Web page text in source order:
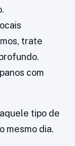
trate
com
tipo de
mesmo dia.